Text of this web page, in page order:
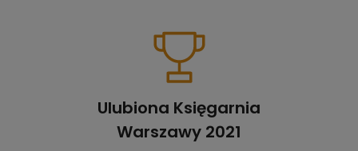
Ulubiona Księgarnia
Warszawy 2021